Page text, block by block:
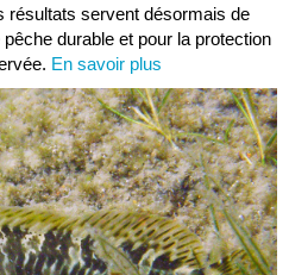
résultats servent désormais de
durable et pour la protection
En savoir plus